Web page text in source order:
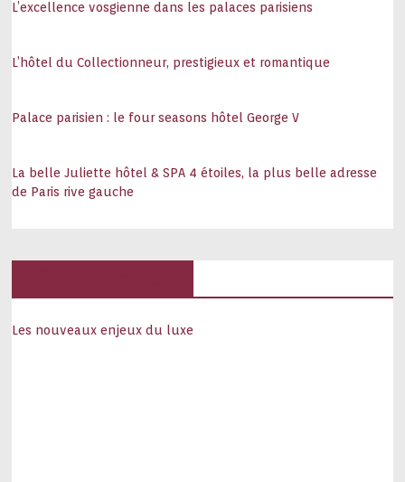
L’excellence vosgienne dans les palaces parisiens
L’hôtel du Collectionneur, prestigieux et romantique
Palace parisien : le four seasons hôtel George V
La belle Juliette hôtel & SPA 4 étoiles, la plus belle adresse
de Paris rive gauche
Les nouveaux enjeux du luxe